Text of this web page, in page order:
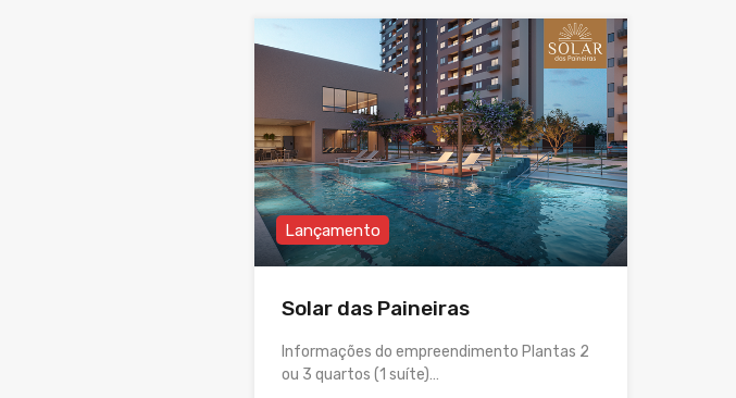
Lançamento
Solar das Paineiras
Informações do empreendimento Plantas 2
ou 3 quartos (1 suíte)…